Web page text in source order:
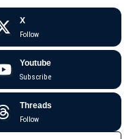
X
Follow
Youtube
Subscribe
Threads
Follow